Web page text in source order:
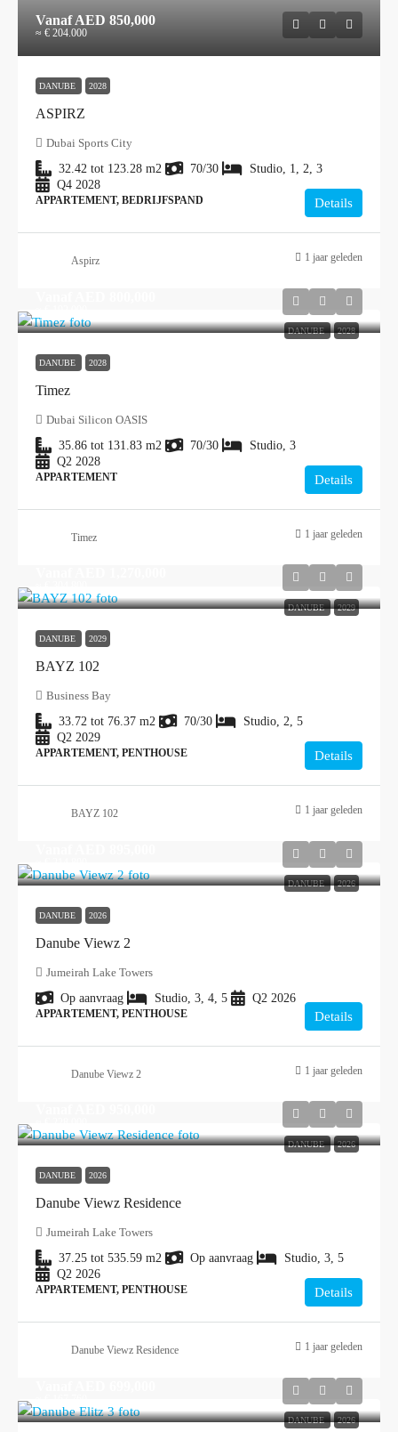
VanafAED 850,000
≈ € 204.000
DANUBE 2028
ASPIRZ
Dubai Sports City
32.42 tot 123.28 m2 70/30
Studio, 1, 2, 3
Q4 2028
APPARTEMENT, BEDRIJFSPAND Details
Aspirz 1 jaar geleden
DANUBE 2028
DANUBE 2028
Timez
Dubai Silicon OASIS
35.86 tot 131.83 m2 70/30
Studio, 3
Q2 2028
APPARTEMENT Details
Timez 1 jaar geleden
DANUBE 2029
DANUBE 2029
BAYZ 102
Business Bay
33.72 tot 76.37 m2 70/30
Studio, 2, 5
Q2 2029
APPARTEMENT, PENTHOUSE Details
BAYZ 102 1 jaar geleden
DANUBE 2026
DANUBE 2026
Danube Viewz 2
Jumeirah Lake Towers
Op aanvraag
Studio, 3, 4, 5 Q2 2026
APPARTEMENT, PENTHOUSE Details
Danube Viewz 2 1 jaar geleden
DANUBE 2026
DANUBE 2026
Danube Viewz Residence
Jumeirah Lake Towers
37.25 tot 535.59 m2 Op aanvraag
Studio, 3, 5
Q2 2026
APPARTEMENT, PENTHOUSE Details
Danube Viewz Residence 1 jaar geleden
DANUBE 2026